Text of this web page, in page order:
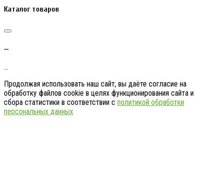
Каталог товаров
…
…
Продолжая использовать наш сайт, вы даёте согласие на
обработку файлов cookie в целях функционирования сайта и
сбора статистики в соответствии с политикой обработки
персональных данных